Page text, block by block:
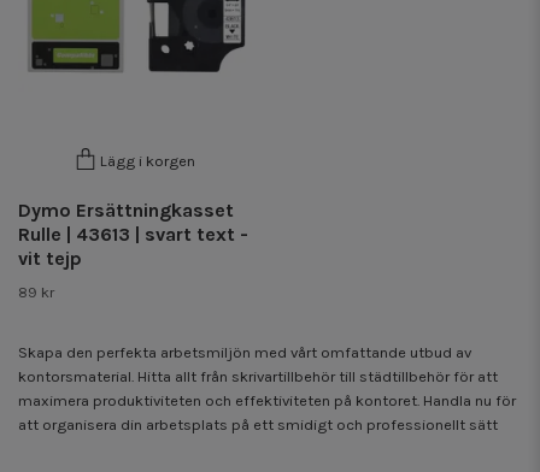
Lägg i korgen
Dymo Ersättningkasset
Rulle | 43613 | svart text -
vit tejp
89 kr
Skapa den perfekta arbetsmiljön med vårt omfattande utbud av
kontorsmaterial. Hitta allt från skrivartillbehör till städtillbehör för att
maximera produktiviteten och effektiviteten på kontoret. Handla nu för
att organisera din arbetsplats på ett smidigt och professionellt sätt